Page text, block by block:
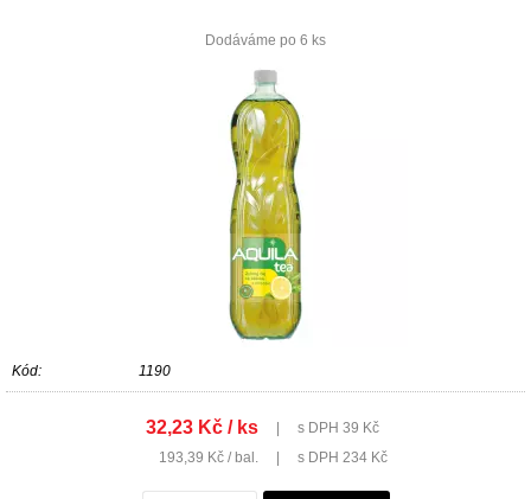
Dodáváme po 6 ks
Kód: 1190
32,23 Kč / ks
s DPH 39 Kč
193,39 Kč / bal.
s DPH 234 Kč